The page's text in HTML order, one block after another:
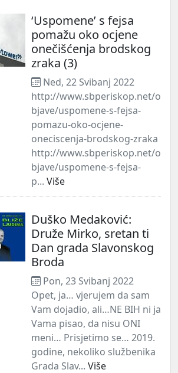
‘Uspomene’ s fejsa
pomažu oko ocjene
onečišćenja brodskog
zraka (3)
Ned, 22 Svibanj 2022
http://www.sbperiskop.net/o
bjave/uspomene-s-fejsa-
pomazu-oko-ocjene-
oneciscenja-brodskog-zraka
http://www.sbperiskop.net/o
bjave/uspomene-s-fejsa-
p... Više
Duško Medaković:
Druže Mirko, sretan ti
Dan grada Slavonskog
Broda
Pon, 23 Svibanj 2022
Opet, ja… vjerujem da sam
Vam dojadio, ali…NE BIH ni ja
Vama pisao, da nisu ONI
meni… Prisjetimo se… 2019.
godine, nekoliko službenika
Grada Slav... Više